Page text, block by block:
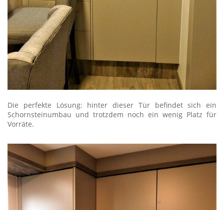
Die perfekte Lösung: hinter dieser Tür befindet sich ein
Schornsteinumbau und trotzdem noch ein wenig Platz für
Vorräte.